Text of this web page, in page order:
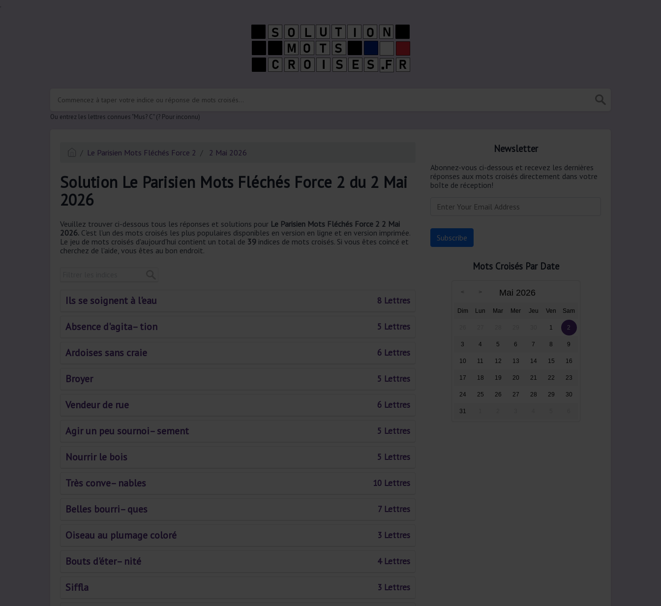
.
Ou entrez les lettres connues "Mus? C" (? Pour inconnu)
Le Parisien Mots Fléchés Force 2 2 Mai 2026
Solution Le Parisien Mots Fléchés Force 2 du 2 Mai
2026
Veuillez trouver ci-dessous tous les réponses et solutions pour Le Parisien Mots Fléchés Force 2 2 Mai
2026. C'est l'un des mots croisés les plus populaires disponibles en version en ligne et en version imprimée.
Le jeu de mots croisés d'aujourd'hui contient un total de 39 indices de mots croisés. Si vous êtes coincé et
cherchez de l'aide, vous êtes au bon endroit.
Ils se soignent à l'eau 8 Lettres
Absence d'agita– tion 5 Lettres
Ardoises sans craie 6 Lettres
Broyer 5 Lettres
Vendeur de rue 6 Lettres
Agir un peu sournoi– sement 5 Lettres
Nourrir le bois 5 Lettres
Très conve– nables 10 Lettres
Belles bourri– ques 7 Lettres
Oiseau au plumage coloré 3 Lettres
Bouts d'éter– nité 4 Lettres
Siffla 3 Lettres
Newsletter
Abonnez-vous ci-dessous et recevez les dernières
réponses aux mots croisés directement dans votre
boîte de réception!
Mots Croisés Par Date
Mai 2026
Dim Lun Mar Mer Jeu Ven Sam
1 2
3 4 5 6 7 8 9
10 11 12 13 14 15 16
17 18 19 20 21 22 23
24 25 26 27 28 29 30
31